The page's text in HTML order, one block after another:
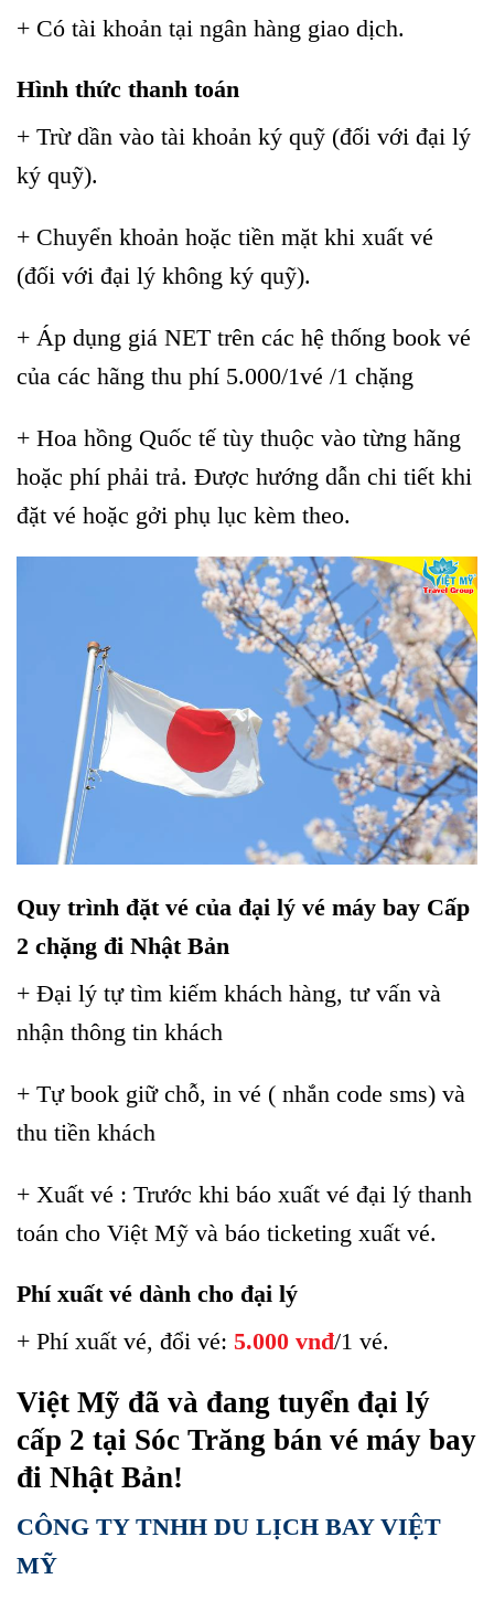
+ Có tài khoản tại ngân hàng giao dịch.
Hình thức thanh toán
+ Trừ dần vào tài khoản ký quỹ (đối với đại lý
ký quỹ).
+ Chuyển khoản hoặc tiền mặt khi xuất vé
(đối với đại lý không ký quỹ).
+ Áp dụng giá NET trên các hệ thống book vé
của các hãng thu phí 5.000/1vé /1 chặng
+ Hoa hồng Quốc tế tùy thuộc vào từng hãng
hoặc phí phải trả. Được hướng dẫn chi tiết khi
đặt vé hoặc gởi phụ lục kèm theo.
Quy trình đặt vé của đại lý vé máy bay Cấp
2 chặng đi Nhật Bản
+ Đại lý tự tìm kiếm khách hàng, tư vấn và
nhận thông tin khách
+ Tự book giữ chỗ, in vé ( nhắn code sms) và
thu tiền khách
+ Xuất vé : Trước khi báo xuất vé đại lý thanh
toán cho Việt Mỹ và báo ticketing xuất vé.
Phí xuất vé dành cho đại lý
+ Phí xuất vé, đổi vé: 5.000 vnđ/1 vé.
Việt Mỹ đã và đang tuyển đại lý
cấp 2 tại Sóc Trăng bán vé máy bay
đi Nhật Bản!
CÔNG TY TNHH DU LỊCH BAY VIỆT
MỸ